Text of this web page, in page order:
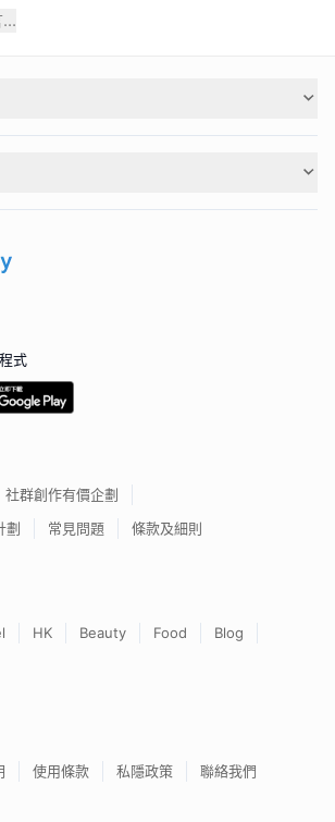
式
社群創作有價企劃
劃
常見問題 條款及細則
HK Beauty Food
Blog
使用條款 私隱政策 聯絡我們